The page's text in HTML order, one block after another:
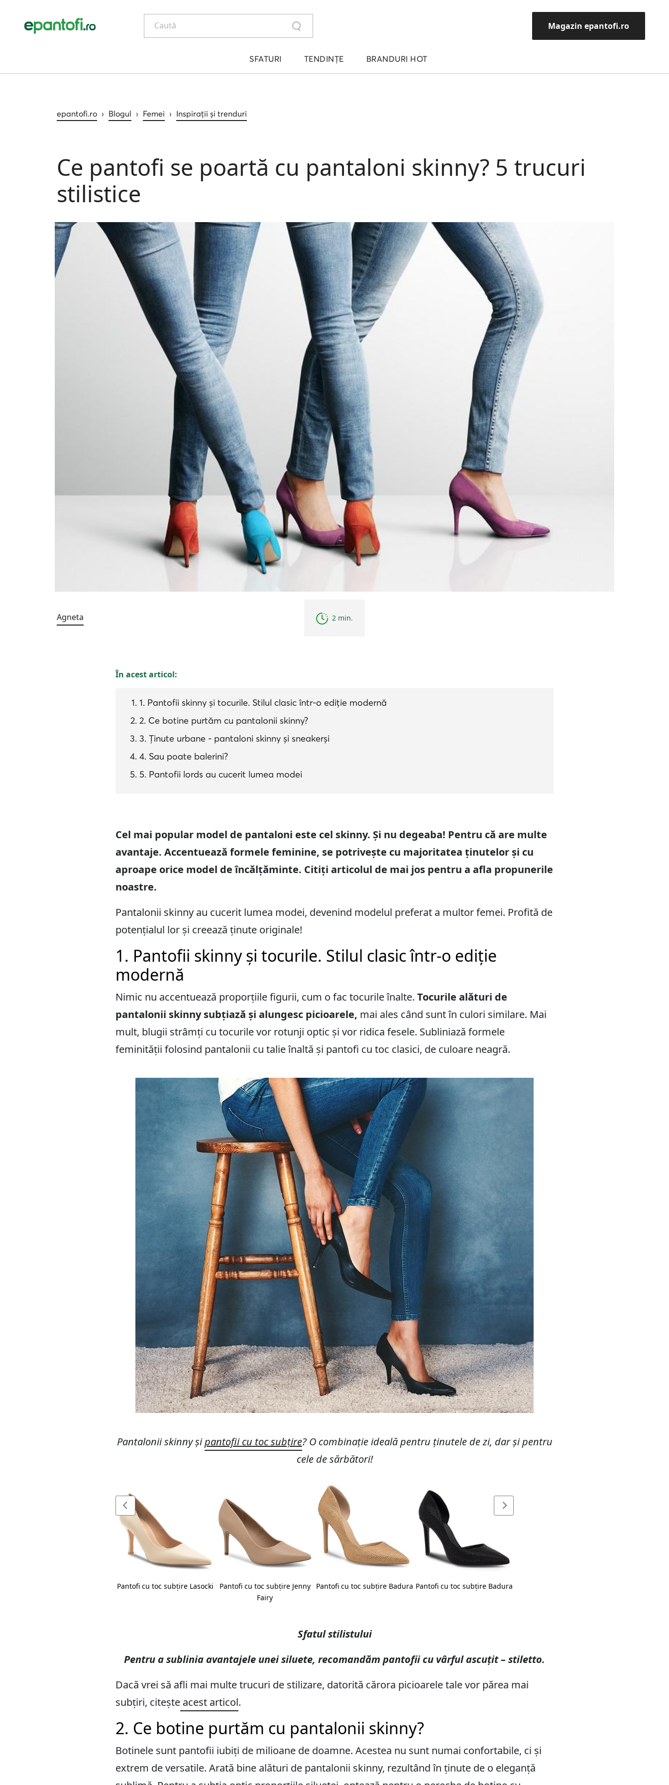
Caută Magazin epantofi.ro
SFATURI TENDINȚE BRANDURI HOT
epantofi.ro › Blogul › Femei › Inspirații și trenduri
Ce pantofi se poartă cu pantaloni skinny? 5 trucuri
stilistice
Agneta 2 min.
În acest articol:
1. Pantofii skinny și tocurile. Stilul clasic într-o ediție modernă
2. Ce botine purtăm cu pantalonii skinny?
3. Ținute urbane - pantaloni skinny și sneakerși
4. Sau poate balerini?
5. Pantofii lords au cucerit lumea modei
Cel mai popular model de pantaloni este cel skinny. Și nu degeaba! Pentru că are multe
avantaje. Accentuează formele feminine, se potrivește cu majoritatea ținutelor și cu
aproape orice model de încălțăminte. Citiți articolul de mai jos pentru a afla propunerile
noastre.
Pantalonii skinny au cucerit lumea modei, devenind modelul preferat a multor femei. Profită de
potențialul lor și creează ținute originale!
1. Pantofii skinny și tocurile. Stilul clasic într-o ediție
modernă
Nimic nu accentuează proporțiile figurii, cum o fac tocurile înalte. Tocurile alături de
pantalonii skinny subțiază și alungesc picioarele, mai ales când sunt în culori similare. Mai
mult, blugii strâmți cu tocurile vor rotunji optic și vor ridica fesele. Subliniază formele
feminității folosind pantalonii cu talie înaltă și pantofi cu toc clasici, de culoare neagră.
Pantalonii skinny șipantofii cu toc subțire? O combinație ideală pentru ținutele de zi, dar și pentru
cele de sărbători!
Pantofi cu toc subțire Lasocki
Pantofi cu toc subțire Jenny
Fairy
Pantofi cu toc subțire Badura Pantofi cu toc subțire Badura
Sfatul stilistului
Pentru a sublinia avantajele unei siluete, recomandăm pantofii cu vârful ascuțit – stiletto.
Dacă vrei să afli mai multe trucuri de stilizare, datorită cărora picioarele tale vor părea mai
subțiri, citește acest articol.
2. Ce botine purtăm cu pantalonii skinny?
Botinele sunt pantofii iubiți de milioane de doamne. Acestea nu sunt numai confortabile, ci și
extrem de versatile. Arată bine alături de pantalonii skinny, rezultând în ținute de o eleganță